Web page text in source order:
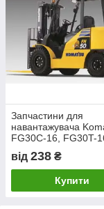
Запчастини для
навантажувача
FG30C-16, FG30T-
від 238 ₴
Купити